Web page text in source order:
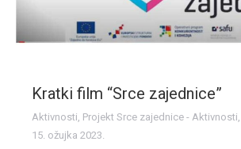
Kratki film “Srce zajednice”
Aktivnosti Projekt Srce zajednice - Aktivnosti
15. ožujka 2023.